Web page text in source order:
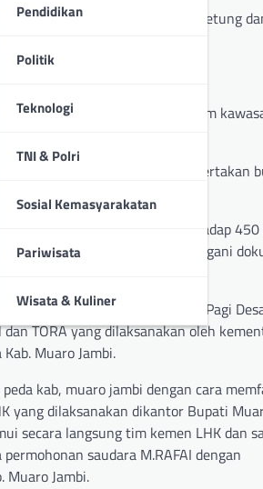
Pendidikan
Politik
Teknologi
TNI & Polri
Sosial Kemasyarakatan
Pariwisata
Wisata & Kuliner
Betung dengan kepala Desa Betung
Produsen Fajar Pagi.
penguasaan tanah dalam
harus dipenuhi adalah menyertakan
tangan saudara M RAFAI terhadap 450
tidak bersedia menandatangani
lahan Koperasi Produsen Fajar Pagi
TORA yang dilaksanakan oleh
Muaro Jambi.
kab, muaro jambi dengan cara
yang dilaksanakan dikantor Bupati
secara langsung tim kemen LHK dan
saudara M.RAFAI dengan
Muaro Jambi.